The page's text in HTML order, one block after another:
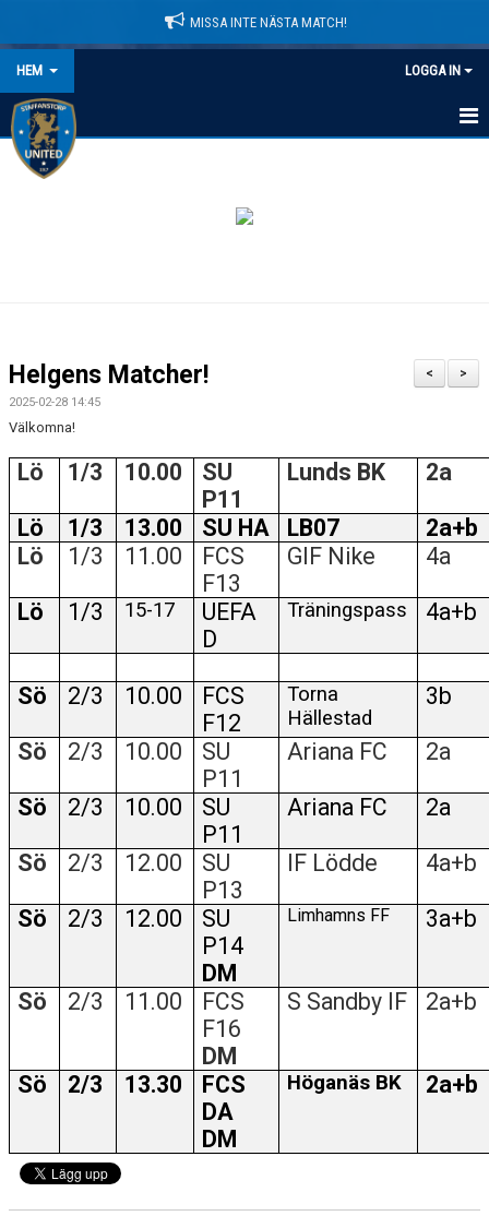
MISSA INTE NÄSTA MATCH!
HEM LOGGA IN
HEM
DOMARINFORMATION
KLÄDPROFIL
>
<
Helgens Matcher!
2025-02-28 14:45
Välkomna!
Lö 1/3 10.00
SU
P11
Lunds BK 2a
Lö 1/3 13.00 SU HA LB07
2a+b
Lö
1/3 11.00
FCS
F13
GIF Nike 4a
Lö 1/3 15-17
UEFA
D
Träningspass 4a+b
Sö 2/3 10.00
FCS
F12
Torna
Hällestad
3b
Sö 2/3 10.00
SU
P11
Ariana FC 2a
Sö 2/3 10.00
SU
P11
Ariana FC 2a
Sö 2/3 12.00
SU
P13
IF Lödde 4a+b
Sö 2/3 12.00
SU
P14
DM
Limhamns FF 3a+b
Sö 2/3 11.00
FCS
F16
DM
S Sandby IF 2a+b
Sö 2/3 13.30
FCS
DA
DM
Höganäs BK 2a+b